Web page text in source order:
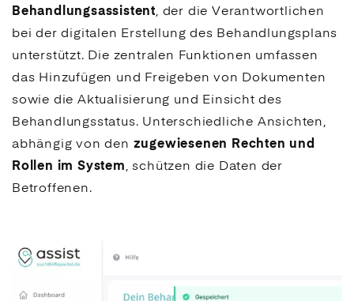
Behandlungsassistent, der die Verantwortlichen
bei der digitalen Erstellung des Behandlungsplans
unterstützt. Die zentralen Funktionen umfassen
das Hinzufügen und Freigeben von Dokumenten
sowie die Aktualisierung und Einsicht des
Behandlungsstatus. Unterschiedliche Ansichten,
abhängig von den zugewiesenen Rechten und
Rollen im System, schützen die Daten der
Betroffenen.